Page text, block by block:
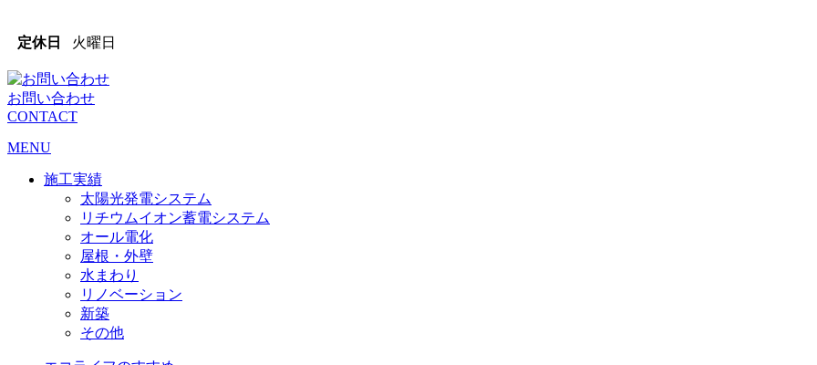
定休日 火曜日
お問い合わせ
CONTACT
MENU
施工実績
太陽光発電システム
リチウムイオン蓄電システム
オール電化
屋根・外壁
水まわり
リノベーション
新築
その他